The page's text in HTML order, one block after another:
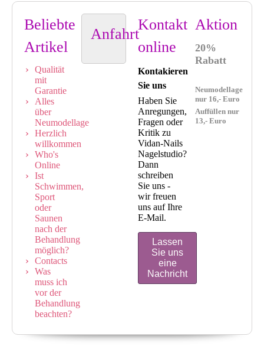
Beliebte
Artikel
Qualität
mit
Garantie
Alles
über
Neumodellage
Herzlich
willkommen
Who's
Online
Ist
Schwimmen,
Sport
oder
Saunen
nach der
Behandlung
möglich?
Contacts
Was
muss ich
vor der
Behandlung
beachten?
Anfahrt
Kontakt
online
Kontakieren
Sie uns
Haben Sie
Anregungen,
Fragen oder
Kritik zu
Vidan-Nails
Nagelstudio?
Dann
schreiben
Sie uns -
wir freuen
uns auf Ihre
E-Mail.
Lassen
Sie uns
eine
Nachricht
Aktion
20%
Rabatt
Neumodellage
nur 16,- Euro
Auffüllen nur
13,- Euro